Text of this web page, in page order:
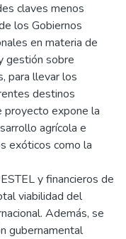
claves menos
los Gobiernos
en materia de
gestión sobre
para llevar los
destinos
proyecto expone la
agrícola e
exóticos como la
y financieros de
viabilidad del
Además, se
gubernamental